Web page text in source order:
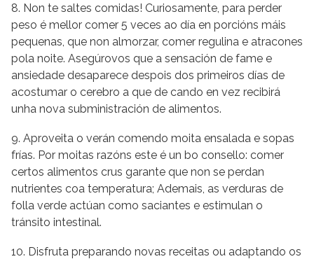
8. Non te saltes comidas! Curiosamente, para perder
peso é mellor comer 5 veces ao día en porcións máis
pequenas, que non almorzar, comer regulina e atracones
pola noite. Asegúrovos que a sensación de fame e
ansiedade desaparece despois dos primeiros días de
acostumar o cerebro a que de cando en vez recibirá
unha nova subministración de alimentos.
9. Aproveita o verán comendo moita ensalada e sopas
frías. Por moitas razóns este é un bo consello: comer
certos alimentos crus garante que non se perdan
nutrientes coa temperatura; Ademais, as verduras de
folla verde actúan como saciantes e estimulan o
tránsito intestinal.
10. Disfruta preparando novas receitas ou adaptando os